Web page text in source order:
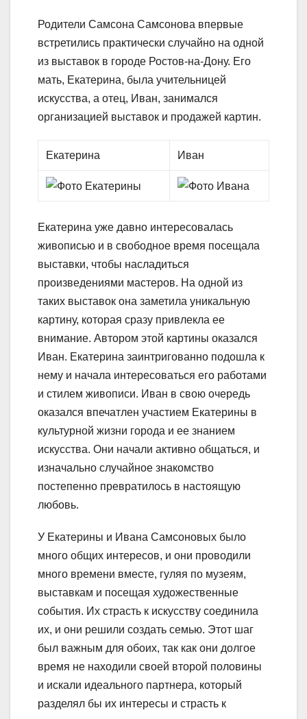
Родители Самсона Самсонова впервые
встретились практически случайно на одной
из выставок в городе Ростов-на-Дону. Его
мать, Екатерина, была учительницей
искусства, а отец, Иван, занимался
организацией выставок и продажей картин.
Екатерина Иван
Екатерина уже давно интересовалась
живописью и в свободное время посещала
выставки, чтобы насладиться
произведениями мастеров. На одной из
таких выставок она заметила уникальную
картину, которая сразу привлекла ее
внимание. Автором этой картины оказался
Иван. Екатерина заинтригованно подошла к
нему и начала интересоваться его работами
и стилем живописи. Иван в свою очередь
оказался впечатлен участием Екатерины в
культурной жизни города и ее знанием
искусства. Они начали активно общаться, и
изначально случайное знакомство
постепенно превратилось в настоящую
любовь.
У Екатерины и Ивана Самсоновых было
много общих интересов, и они проводили
много времени вместе, гуляя по музеям,
выставкам и посещая художественные
события. Их страсть к искусству соединила
их, и они решили создать семью. Этот шаг
был важным для обоих, так как они долгое
время не находили своей второй половины
и искали идеального партнера, который
разделял бы их интересы и страсть к